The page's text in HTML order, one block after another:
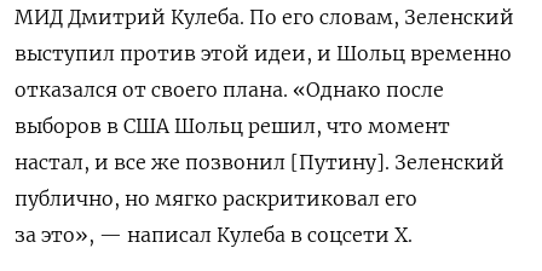
МИД Дмитрий Кулеба. По его словам, Зеленский
выступил против этой идеи, и Шольц временно
отказался от своего плана. «Однако после
выборов в США Шольц решил, что момент
настал, и все же позвонил [Путину]. Зеленский
публично, но мягко раскритиковал его
за это», — написал Кулеба в соцсети X.